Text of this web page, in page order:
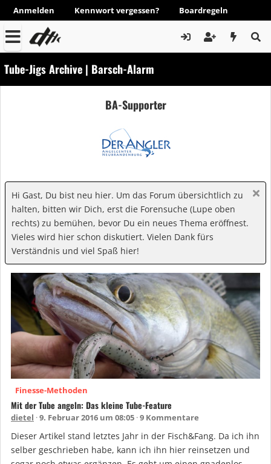
Anmelden Kennwort vergessen? Boardregeln
Tube-Jigs Archive | Barsch-Alarm
BA-Supporter
Hi Gast, Du bist neu hier. Um das Forum übersichtlich zu
halten, bitten wir Dich, erst die Forensuche (Lupe oben
rechts) zu bemühen, bevor Du ein neues Thema eröffnest.
Vieles wird hier schon diskutiert. Vielen Dank fürs
Verständnis und viel Spaß hier!
Finesse-Methoden
Mit der Tube angeln: Das kleine Tube-Feature
dietel 9. Februar 2016 um 08:05 9 Kommentare
Dieser Artikel stand letztes Jahr in der Fisch&Fang. Da ich ihn
selber geschrieben habe, kann ich ihn hier reinsetzen und